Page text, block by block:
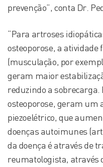
prevenção”, conta Dr.
“Para artroses
osteoporose, a
(musculação, por
geram maior
reduzindo a sobrecarga.
osteoporose, geram um
piezoelétrico, que
doenças autoimunes
da doença é através de
reumatologista, através